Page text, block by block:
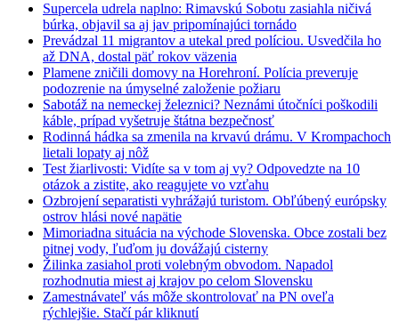
Supercela udrela naplno: Rimavskú Sobotu zasiahla ničivá
búrka, objavil sa aj jav pripomínajúci tornádo
Prevádzal 11 migrantov a utekal pred políciou. Usvedčila ho
až DNA, dostal päť rokov väzenia
Plamene zničili domovy na Horehroní. Polícia preveruje
podozrenie na úmyselné založenie požiaru
Sabotáž na nemeckej železnici? Neznámi útočníci poškodili
káble, prípad vyšetruje štátna bezpečnosť
Rodinná hádka sa zmenila na krvavú drámu. V Krompachoch
lietali lopaty aj nôž
Test žiarlivosti: Vidíte sa v tom aj vy? Odpovedzte na 10
otázok a zistite, ako reagujete vo vzťahu
Ozbrojení separatisti vyhrážajú turistom. Obľúbený európsky
ostrov hlási nové napätie
Mimoriadna situácia na východe Slovenska. Obce zostali bez
pitnej vody, ľuďom ju dovážajú cisterny
Žilinka zasiahol proti volebným obvodom. Napadol
rozhodnutia miest aj krajov po celom Slovensku
Zamestnávateľ vás môže skontrolovať na PN oveľa
rýchlejšie. Stačí pár kliknutí